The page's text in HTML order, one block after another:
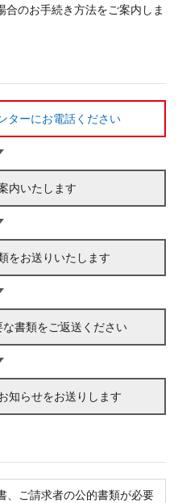
のお手続き方法をご案内しま
ターにお電話ください
内いたします
をお送りいたします
書類をご返送ください
知らせをお送りします
、ご請求者の公的書類が必要